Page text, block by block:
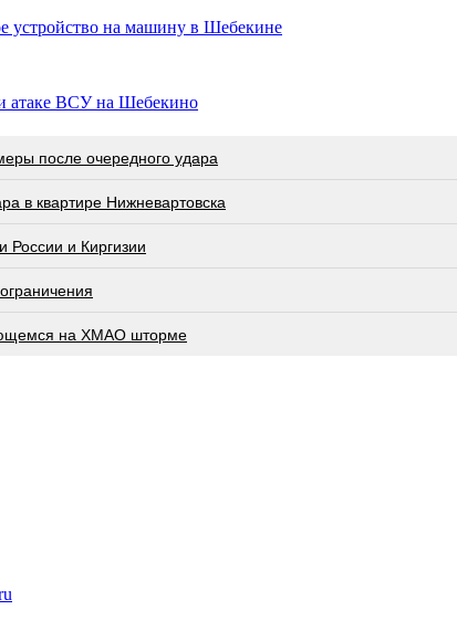
устройство на машину в Шебекине
атаке ВСУ на Шебекино
после очередного удара
в квартире Нижневартовска
России и Киргизии
на ХМАО шторме